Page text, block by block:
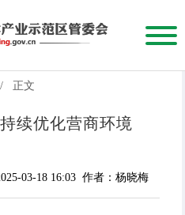
/ 正文
续优化营商环境
03-18 16:03 作者：杨晓梅